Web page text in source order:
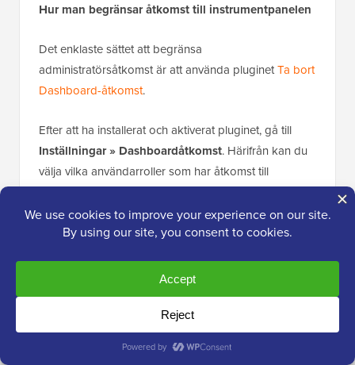
Hur man begränsar åtkomst till instrumentpanelen
Det enklaste sättet att begränsa
administratörsåtkomst är att använda pluginetTa bort
Dashboard-åtkomst.
Efter att ha installerat och aktiverat pluginet, gå till
Inställningar » Dashboardåtkomst. Härifrån kan du
välja vilka användarroller som har åtkomst till
instrumentpanelen. Du kan tillåta endast
administratörer eller inkludera redaktörer och
författare efter behov.